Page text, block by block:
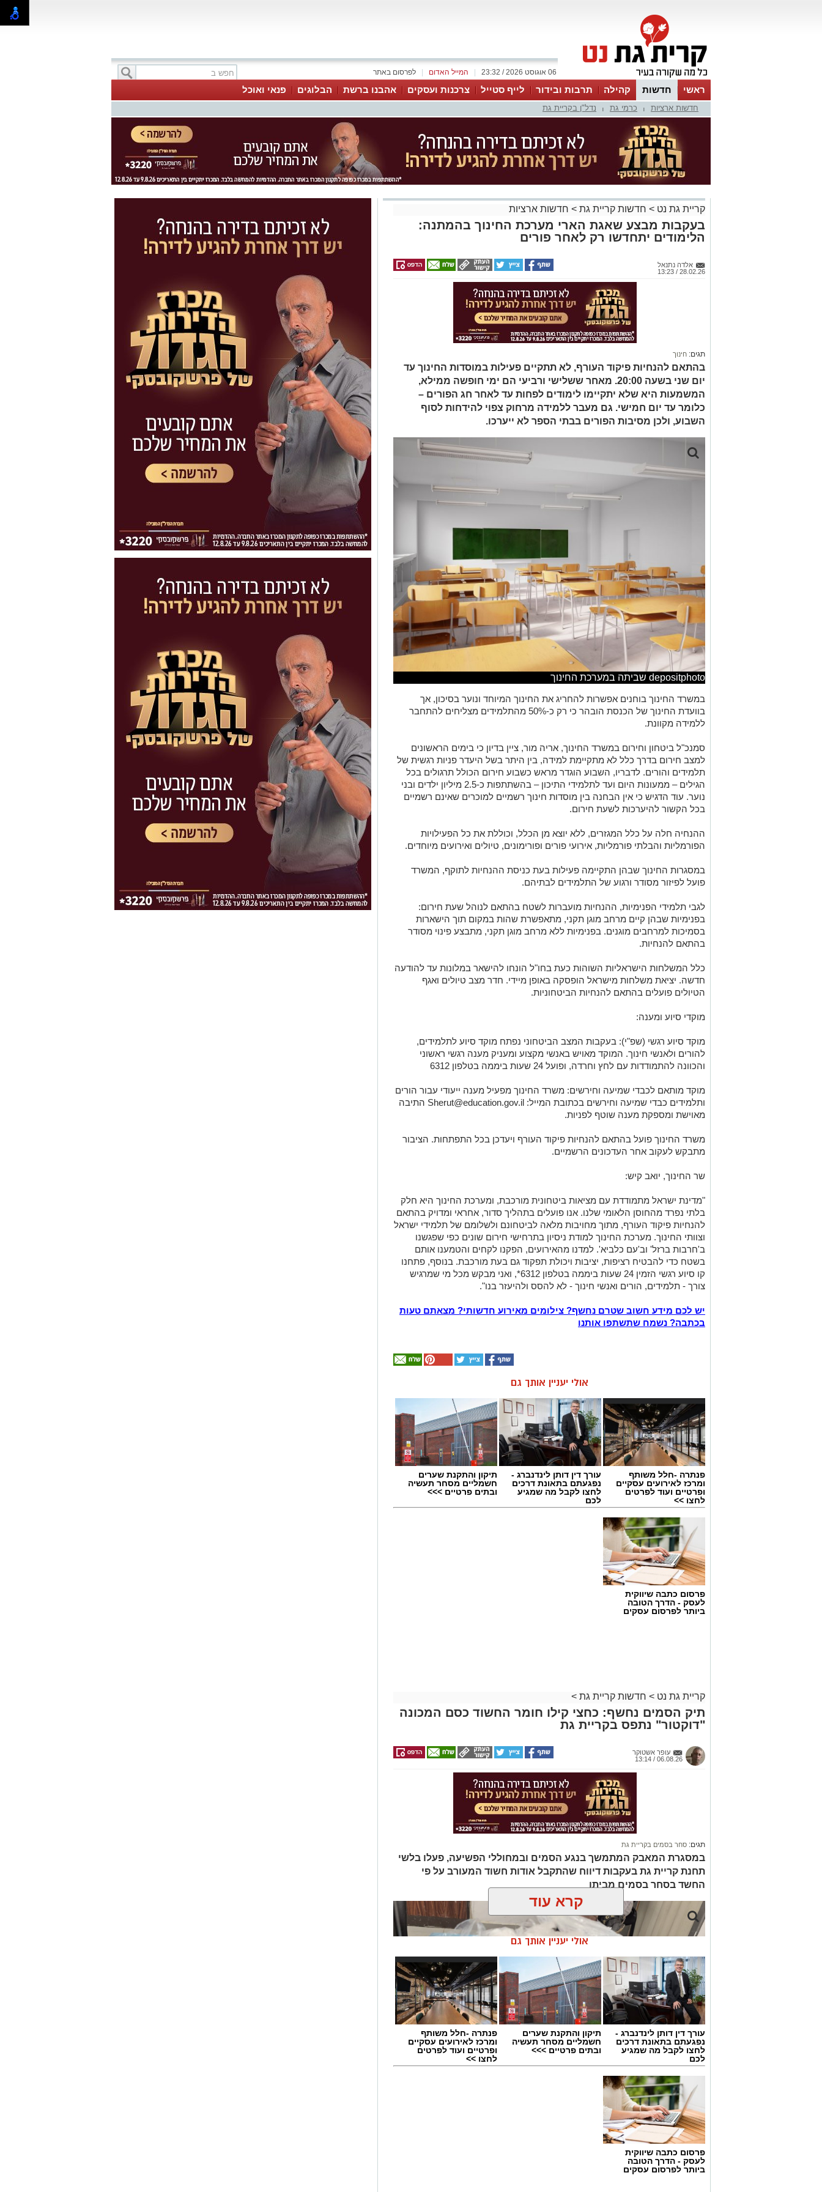
לפרסום באתר המייל האדום 06 אוגוסט 2026 / 23:32
ראשי חדשות קהילה תרבות ובידור לייף סטייל צרכנות ועסקים אהבנו ברשת הבלוגים פנאי ואוכל
חדשות ארציות כרמי גת נדל"ן בקריית גת
קריית גת נט > חדשות קריית גת > חדשות ארציות
בעקבות מבצע שאגת הארי מערכת החינוך בהמתנה:
הלימודים יתחדשו רק לאחר פורים
אלדה נתנאל
28.02.26 / 13:23
תגים: חינוך
בהתאם להנחיות פיקוד העורף, לא תתקיים פעילות במוסדות החינוך עד
יום שני בשעה 20:00. מאחר ששלישי ורביעי הם ימי חופשה ממילא,
המשמעות היא שלא יתקיימו לימודים לפחות עד לאחר חג הפורים –
כלומר עד יום חמישי. גם מעבר ללמידה מרחוק צפוי להידחות לסוף
השבוע, ולכן מסיבות הפורים בבתי הספר לא ייערכו.
depositphoto שביתה במערכת החינוך
במשרד החינוך בוחנים אפשרות להחריג את החינוך המיוחד ונוער בסיכון, אך
בוועדת החינוך של הכנסת הובהר כי רק כ-50% מהתלמידים מצליחים להתחבר
ללמידה מקוונת.
סמנכ"ל ביטחון וחירום במשרד החינוך, אריה מור, ציין בדיון כי בימים הראשונים
למצב חירום בדרך כלל לא מתקיימת למידה, בין היתר בשל היעדר פניות רגשית של
תלמידים והורים. לדבריו, השבוע הוגדר מראש כשבוע חירום הכולל תרגולים בכל
הגילים – ממעונות היום ועד לתלמידי התיכון – בהשתתפות כ-2.5 מיליון ילדים ובני
נוער. עוד הדגיש כי אין הבחנה בין מוסדות חינוך רשמיים למוכרים שאינם רשמיים
בכל הקשור להיערכות לשעת חירום.
​ההנחיה חלה על כלל המגזרים, ללא יוצא מן הכלל, וכוללת את כל הפעילויות
הפורמליות והבלתי פורמליות, אירועי פורים ופורימונים, טיולים ואירועים מיוחדים.
​במסגרות החינוך שבהן התקיימה פעילות בעת כניסת ההנחיות לתוקף, המשרד
פועל לפיזור מסודר ורגוע של התלמידים לבתיהם.
​לגבי תלמידי הפנימיות, ההנחיות מועברות לשטח בהתאם לנוהל שעת חירום:
בפנימיות שבהן קיים מרחב מוגן תקני, מתאפשרת שהות במקום תוך הישארות
בסמיכות למרחבים מוגנים. בפנימיות ללא מרחב מוגן תקני, מתבצע פינוי מסודר
בהתאם להנחיות.
​כלל המשלחות הישראליות השוהות כעת בחו"ל הונחו להישאר במלונות עד להודעה
חדשה. יציאת משלחות מישראל הופסקה באופן מיידי. חדר מצב טיולים ואגף
הטיולים פועלים בהתאם להנחיות הביטחוניות.
מוקדי סיוע ומענה:
​מוקד סיוע רגשי (שפ"י): בעקבות המצב הביטחוני נפתח מוקד סיוע לתלמידים,
להורים ולאנשי חינוך. המוקד מאויש באנשי מקצוע ומעניק מענה רגשי ראשוני
והכוונה להתמודדות עם לחץ וחרדה, ופועל 24 שעות ביממה בטלפון 6312
מוקד מותאם לכבדי שמיעה וחירשים: משרד החינוך מפעיל מענה ייעודי עבור הורים
ותלמידים כבדי שמיעה וחירשים בכתובת המייל: Sherut@education.gov.il התיבה
מאוישת ומספקת מענה שוטף לפניות.
​משרד החינוך פועל בהתאם להנחיות פיקוד העורף ויעדכן בכל התפתחות. הציבור
מתבקש לעקוב אחר העדכונים הרשמיים.
שר החינוך, יואב קיש:
"מדינת ישראל מתמודדת עם מציאות ביטחונית מורכבת, ומערכת החינוך היא חלק
בלתי נפרד מהחוסן הלאומי שלנו. אנו פועלים בתהליך סדור, אחראי ומדויק בהתאם
להנחיות פיקוד העורף, מתוך מחויבות מלאה לביטחונם ולשלומם של תלמידי ישראל
וצוותי החינוך. מערכת החינוך למודת ניסיון בתרחישי חירום שונים כפי שפגשנו
ב'חרבות ברזל' וב'עם כלביא'. למדנו מהאירועים, הפקנו לקחים והטמענו אותם
בשטח כדי להבטיח רציפות, יציבות ויכולת תפקוד גם בעת מורכבת. בנוסף, פתחנו
קו סיוע רגשי הזמין 24 שעות ביממה בטלפון 6312*, ואני מבקש מכל מי שמרגיש
צורך - תלמידים, הורים ואנשי חינוך - לא להסס ולהיעזר בנו".
יש לכם מידע חשוב שטרם נחשף? צילומים מאירוע חדשותי? מצאתם טעות
בכתבה? נשמח שתשתפו אותנו
אולי יעניין אותך גם
פנתרה -חלל משותף
ומרכז לאירועים עסקיים
ופרטיים ועוד לפרטים
לחצו >>
עורך דין דותן לינדנברג -
נפגעתם בתאונת דרכים
לחצו לקבל מה שמגיע
לכם
תיקון והתקנת שערים
חשמליים מסחר תעשיה
ובתים פרטיים >>>
פרסום כתבה שיווקית
לעסק - הדרך הטובה
ביותר לפרסום עסקים
קריית גת נט > חדשות קריית גת >
תיק הסמים נחשף: כחצי קילו חומר החשוד כסם המכונה
"דוקטור" נתפס בקריית גת
עופר אשטוקר
06.08.26 / 13:14
תגים: סחר בסמים בקריית גת
במסגרת המאבק המתמשך בנגע הסמים ובמחוללי הפשיעה, פעלו בלשי
תחנת קריית גת בעקבות דיווח שהתקבל אודות חשוד המעורב על פי
החשד בסחר בסמים מביתו
קרא עוד
אולי יעניין אותך גם
עורך דין דותן לינדנברג -
נפגעתם בתאונת דרכים
לחצו לקבל מה שמגיע
לכם
תיקון והתקנת שערים
חשמליים מסחר תעשיה
ובתים פרטיים >>>
פנתרה -חלל משותף
ומרכז לאירועים עסקיים
ופרטיים ועוד לפרטים
לחצו >>
פרסום כתבה שיווקית
לעסק - הדרך הטובה
ביותר לפרסום עסקים